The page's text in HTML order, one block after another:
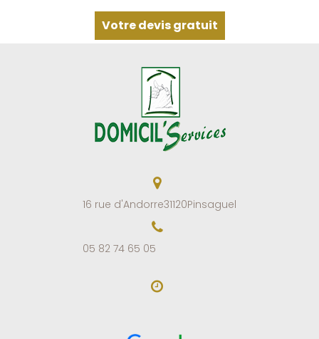
Votre devis gratuit
16 rue d'Andorre31120Pinsaguel
05 82 74 65 05